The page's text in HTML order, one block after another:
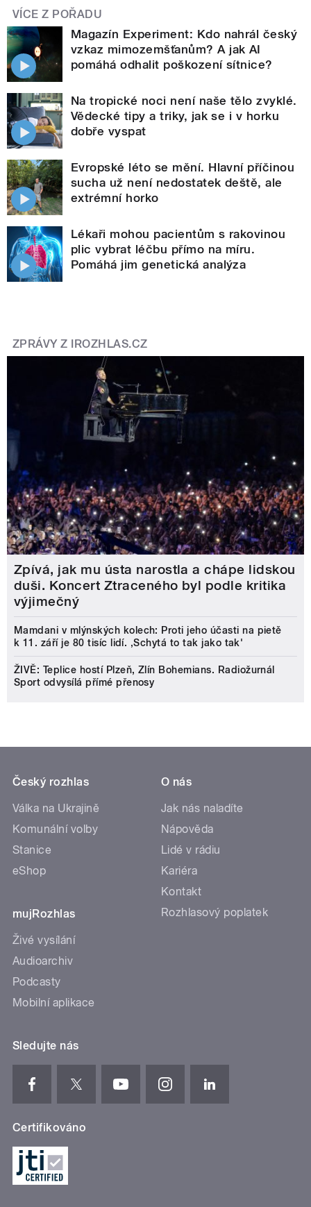
VÍCE Z POŘADU
Magazín Experiment: Kdo nahrál český
vzkaz mimozemšťanům? A jak AI
pomáhá odhalit poškození sítnice?
Na tropické noci není naše tělo zvyklé.
Vědecké tipy a triky, jak se i v horku
dobře vyspat
Evropské léto se mění. Hlavní příčinou
sucha už není nedostatek deště, ale
extrémní horko
Lékaři mohou pacientům s rakovinou
plic vybrat léčbu přímo na míru.
Pomáhá jim genetická analýza
ZPRÁVY Z IROZHLAS.CZ
Zpívá, jak mu ústa narostla a chápe lidskou
duši. Koncert Ztraceného byl podle kritika
výjimečný
Mamdani v mlýnských kolech: Proti jeho účasti na pietě
k 11. září je 80 tisíc lidí. ‚Schytá to tak jako tak'
ŽIVĚ: Teplice hostí Plzeň, Zlín Bohemians. Radiožurnál
Sport odvysílá přímé přenosy
Český rozhlas
Válka na Ukrajině
Komunální volby
Stanice
eShop
mujRozhlas
Živé vysílání
Audioarchiv
Podcasty
Mobilní aplikace
O nás
Jak nás naladíte
Nápověda
Lidé v rádiu
Kariéra
Kontakt
Rozhlasový poplatek
Sledujte nás
Certifikováno